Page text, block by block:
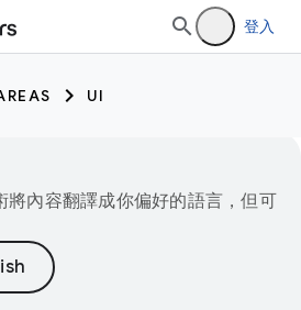
登入
UI
內容翻譯成你偏好的語言，但可